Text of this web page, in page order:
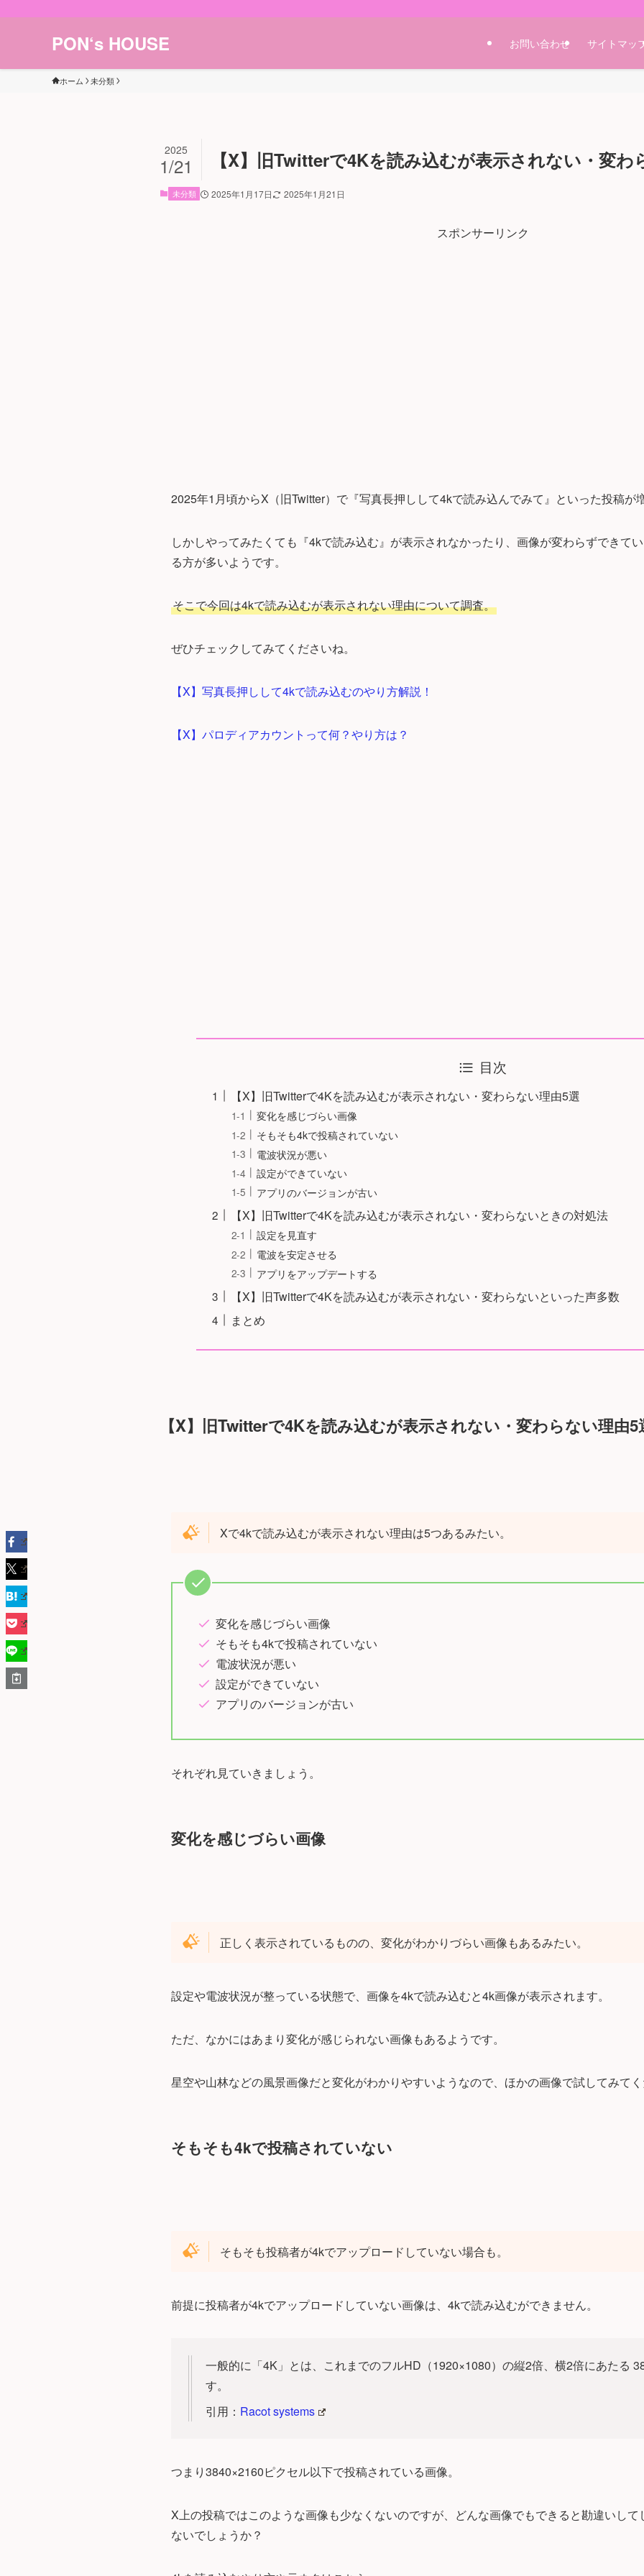
PON‘s HOUSE お問い合わせ サイトマッ
ホーム 未分類
【X】旧Twitterで4Kを読み込むが表示されない・変わ
2025
1/21
未分類 2025年1月17日 2025年1月21日
スポンサーリンク
2025年1月頃からX（旧Twitter）で『写真長押しして4kで読み込んでみて』といった投稿が
しかしやってみたくても『4kで読み込む』が表示されなかったり、画像が変わらずできて
る方が多いようです。
そこで今回は4kで読み込むが表示されない理由について調査。
ぜひチェックしてみてくださいね。
【X】写真長押しして4kで読み込むのやり方解説！
【X】パロディアカウントって何？やり方は？
目次
【X】旧Twitterで4Kを読み込むが表示されない・変わらない理由5選
変化を感じづらい画像
そもそも4kで投稿されていない
電波状況が悪い
設定ができていない
アプリのバージョンが古い
【X】旧Twitterで4Kを読み込むが表示されない・変わらないときの対処法
設定を見直す
電波を安定させる
アプリをアップデートする
【X】旧Twitterで4Kを読み込むが表示されない・変わらないといった声多数
まとめ
【X】旧Twitterで4Kを読み込むが表示されない・変わらない理由5
Xで4kで読み込むが表示されない理由は5つあるみたい。
変化を感じづらい画像
そもそも4kで投稿されていない
電波状況が悪い
設定ができていない
アプリのバージョンが古い
それぞれ見ていきましょう。
変化を感じづらい画像
正しく表示されているものの、変化がわかりづらい画像もあるみたい。
設定や電波状況が整っている状態で、画像を4kで読み込むと4k画像が表示されます。
ただ、なかにはあまり変化が感じられない画像もあるようです。
星空や山林などの風景画像だと変化がわかりやすいようなので、ほかの画像で試してみて
そもそも4kで投稿されていない
そもそも投稿者が4kでアップロードしていない場合も。
前提に投稿者が4kでアップロードしていない画像は、4kで読み込むができません。
一般的に「4K」とは、これまでのフルHD（1920×1080）の縦2倍、横2倍にあたる
す。
引用： Racot systems
つまり3840×2160ピクセル以下で投稿されている画像。
X上の投稿ではこのような画像も少なくないのですが、どんな画像でもできると勘違いし
ないでしょうか？